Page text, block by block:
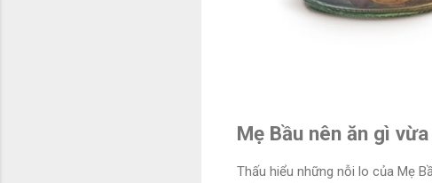
Mẹ Bầu nên ăn gì
Thấu hiểu những nỗi lo của Mẹ